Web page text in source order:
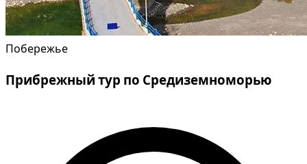
Побережье
Прибрежный тур по Средиземноморью